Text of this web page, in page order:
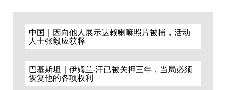
中国｜因向他人展示达赖喇嘛照片被捕，活动
人士张毅应获释
巴基斯坦｜伊姆兰·汗已被关押三年，当局必须
恢复他的各项权利